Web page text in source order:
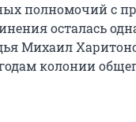
полномочий с
осталась
Михаил
колонии